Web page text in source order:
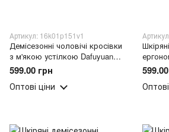
Артикул: 16k01p151v1
Демісезонні чоловічі кросівки
з м'якою устілкою Dafuyuan
HK20-3 (1 пара) 40 розмір
(BOT)
599.00 грн
Оптові ціни
(BOT)